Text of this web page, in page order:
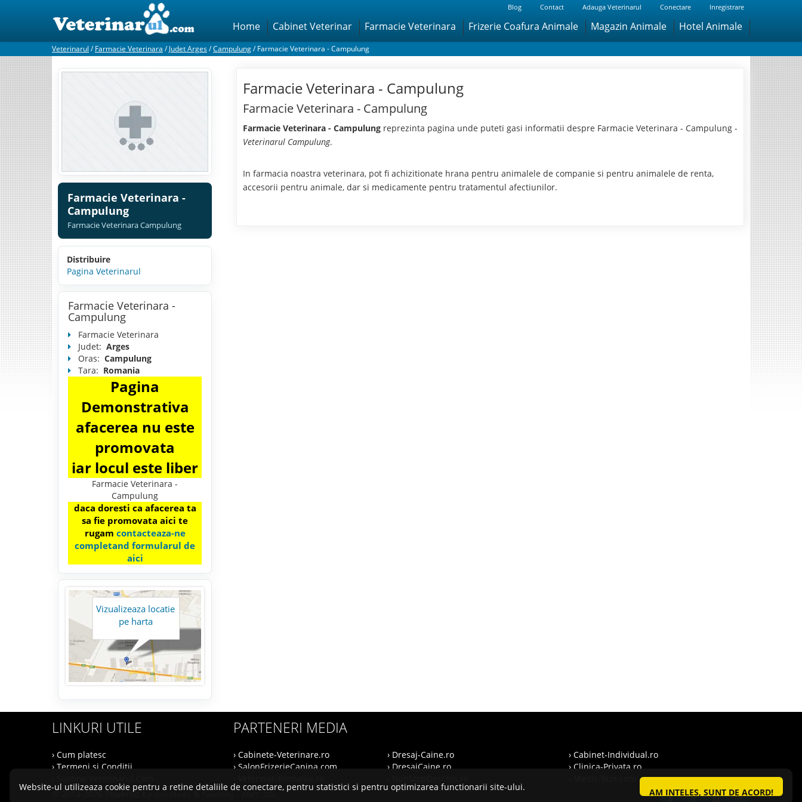
Blog Contact Adauga Veterinarul Conectare Inregistrare
Home Cabinet Veterinar Farmacie Veterinara Frizerie Coafura Animale Magazin Animale Hotel Animale
Veterinarul /Farmacie Veterinara /Judet Arges/Campulung/Farmacie Veterinara - Campulung
Farmacie Veterinara -
Campulung
Farmacie Veterinara Campulung
Distribuire
Pagina Veterinarul
Farmacie Veterinara -
Campulung
Farmacie Veterinara
Judet: Arges
Oras: Campulung
Tara: Romania
Pagina
Demonstrativa
afacerea nu este
promovata
iar locul este liber
Farmacie Veterinara -
Campulung
daca doresti ca afacerea ta
sa fie promovata aici te
rugam contacteaza-ne
completand formularul de
aici
Vizualizeaza locatie
pe harta
Farmacie Veterinara - Campulung
Farmacie Veterinara - Campulung
Farmacie Veterinara - Campulung reprezinta pagina unde puteti gasi informatii despre Farmacie Veterinara - Campulung -
Veterinarul Campulung.
In farmacia noastra veterinara, pot fi achizitionate hrana pentru animalele de companie si pentru animalele de renta,
accesorii pentru animale, dar si medicamente pentru tratamentul afectiunilor.
LINKURI UTILE
› Cum platesc
› Termeni si Conditii
PARTENERI MEDIA
› Cabinete-Veterinare.ro
› SalonFrizerieCanina.com
› Dresaj-Caine.ro
› DresajCaine.ro
› Cabinet-Individual.ro
› Clinica-Privata.ro
© 2014-2026 Powered by
Website-ul utilizeaza cookie pentru a retine detaliile de conectare, pentru statistici si pentru optimizarea functionarii site-ului. AM INTELES, SUNT DE ACORD!